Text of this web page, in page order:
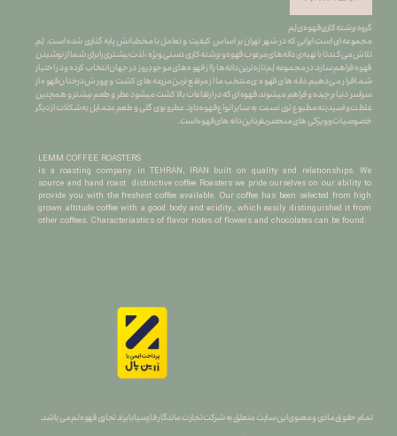
گروه برشته کاری قهوه ی لِم
​​​​​​​مجموعه ای است ایرانی که در شهر تهران بر اساس کیفیت و تعامل با مخطبانش پایه گذاری شده است. لِم
تلاش می کند تا با تهیه ی دانه های مرغوب قهوه و برشته کاری دستی ِ ویژه ، لذت بیشتری را برای شما از نوشیدن
قهوه فراهم سازد.در مجموعه لِم تازه ترین دانه ها را از قهوه های موجودِ روز در جهان انتخاب کرده و در اختیار
شما قرار می دهیم.دانه های قهوه ی منتخب ما از مرتفع ترین مزرعه های کشت و پرورش درختان قهوه از
سراسر دنیا برچیده و فراهم میشوند.قهوه ای که در ارتفاعات بالا کشت میشود عطر و طعم بیشتر و همچنین
غلظت و اسیدیته مطبوع تری نسبت به سایر انواع قهوه دارد.عطرو بوی گلی و طعم متمایل به شکلات از دیگر
خصوصیات و ویژگی های منحصربفرد این دانه های قهوه است.
LEMM COFFEE ROASTERS
is a roasting company in TEHRAN, IRAN built on quality and relationships. We
source and hand roast distinctive coffee Roasters we pride ourselves on our ability to
provide you with the freshest coffee available. Our coffee has been selected from high
grown altitude coffee with a good body and acidity, which easily distinguished it from
other coffees. Characteriastics of flavor notes of flowers and chocolates can be found.
تمام حقوق مادی و معنوی این سایت متعلق به شرکت تجارت ماندگار فارسیا با برند تجاری قهوه لم می باشد.